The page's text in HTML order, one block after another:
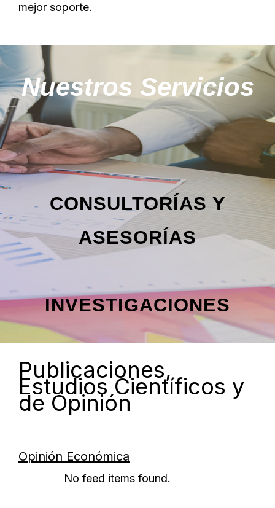
mejor soporte.
Nuestros Servicios
CONSULTORÍAS Y
ASESORÍAS
INVESTIGACIONES
Publicaciones,
Estudios Científicos y
de Opinión
Opinión Económica
No feed items found.